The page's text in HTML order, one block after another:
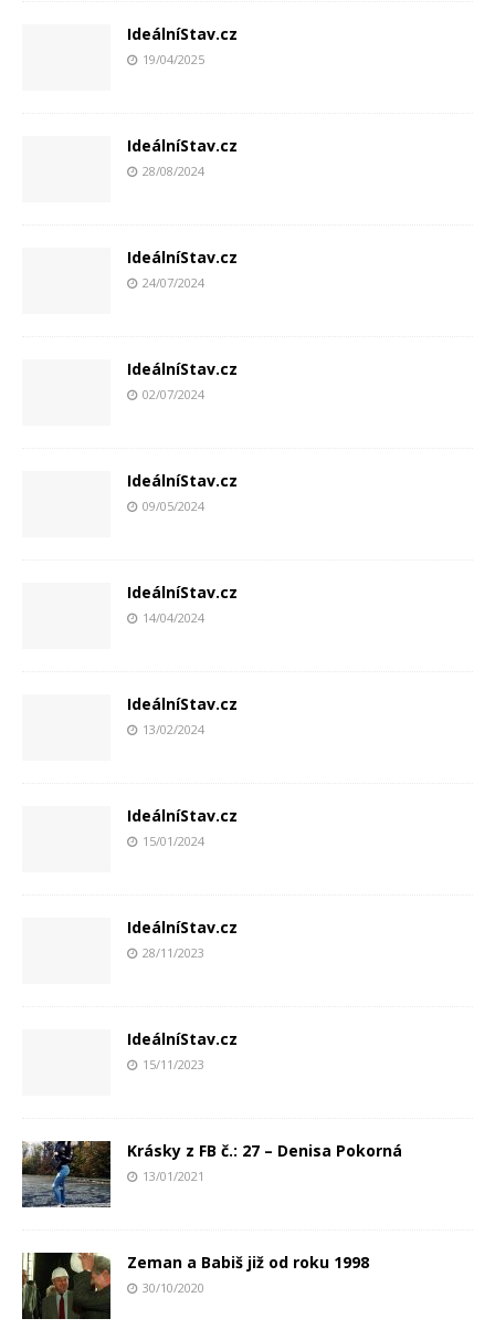
IdeálníStav.cz
19/04/2025
IdeálníStav.cz
28/08/2024
IdeálníStav.cz
24/07/2024
IdeálníStav.cz
02/07/2024
IdeálníStav.cz
09/05/2024
IdeálníStav.cz
14/04/2024
IdeálníStav.cz
13/02/2024
IdeálníStav.cz
15/01/2024
IdeálníStav.cz
28/11/2023
IdeálníStav.cz
15/11/2023
Krásky z FB č.: 27 – Denisa Pokorná
13/01/2021
Zeman a Babiš již od roku 1998
30/10/2020